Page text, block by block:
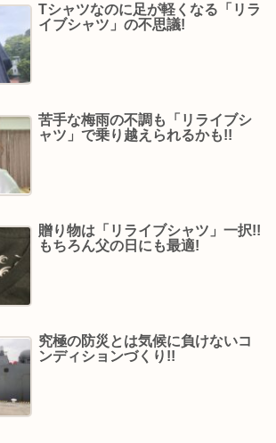
Tシャツなのに足が軽くなる「リラ
イブシャツ」の不思議!
苦手な梅雨の不調も「リライブシ
ャツ」で乗り越えられるかも!!
贈り物は「リライブシャツ」一択!!
もちろん父の日にも最適!
究極の防災とは気候に負けないコ
ンディションづくり!!